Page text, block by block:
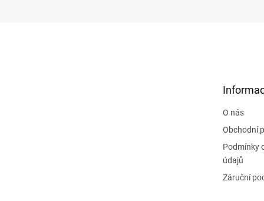
O nás
Obchodní
Podmínky
údajů
Záruční